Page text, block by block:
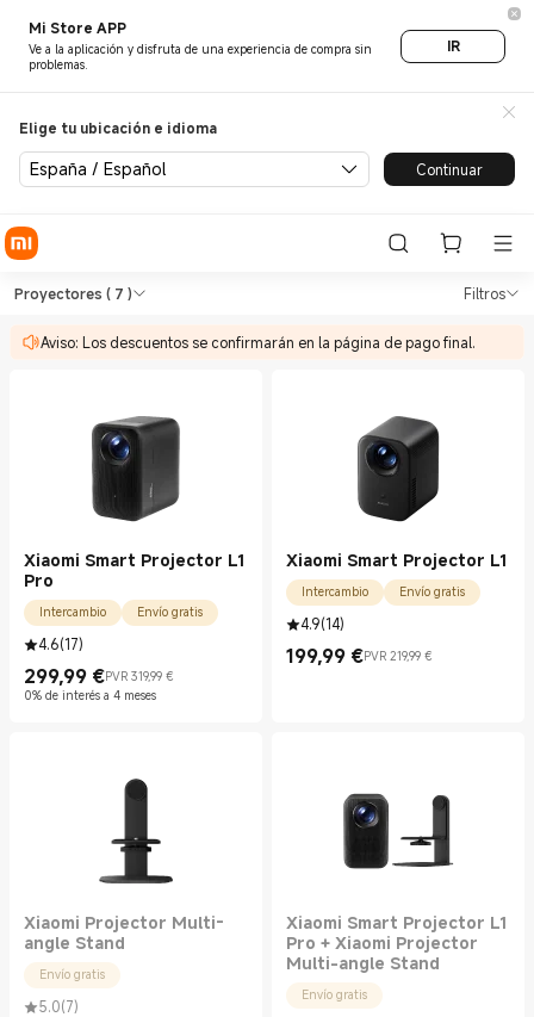
Mi Store APP
Ve a la aplicación y disfruta de una experiencia de compra sin
problemas.
IR
Elige tu ubicación e idioma
España / Español Continuar
Shop TVs & HA Proyectores
Proyectores ( 7 ) Filtros
Aviso: Los descuentos se confirmarán en la página de pago final.
Shop TVs & HA Proyectores in
Xiaomi Smart Projector L1
Pro
Intercambio Envío gratis
4.6(17)
299,99 €
Current Price €299.99
PVR 319,99 €
Precio de mercado 319,99 €
0% de interés a 4 meses
Xiaomi Smart Projector L1
Intercambio Envío gratis
4.9(14)
199,99 €
Current Price €199.99
PVR 219,99 €
Precio de mercado 219,99 €
Xiaomi Projector Multi-
angle Stand
Envío gratis
5.0(7)
Xiaomi Smart Projector L1
Pro + Xiaomi Projector
Multi-angle Stand
Envío gratis